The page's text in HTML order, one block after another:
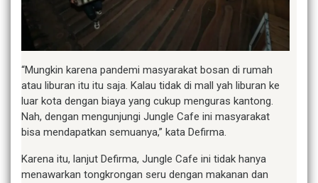
“Mungkin karena pandemi masyarakat bosan di rumah
atau liburan itu itu saja. Kalau tidak di mall yah liburan ke
luar kota dengan biaya yang cukup menguras kantong.
Nah, dengan mengunjungi Jungle Cafe ini masyarakat
bisa mendapatkan semuanya,” kata Defirma.
Karena itu, lanjut Defirma, Jungle Cafe ini tidak hanya
menawarkan tongkrongan seru dengan makanan dan